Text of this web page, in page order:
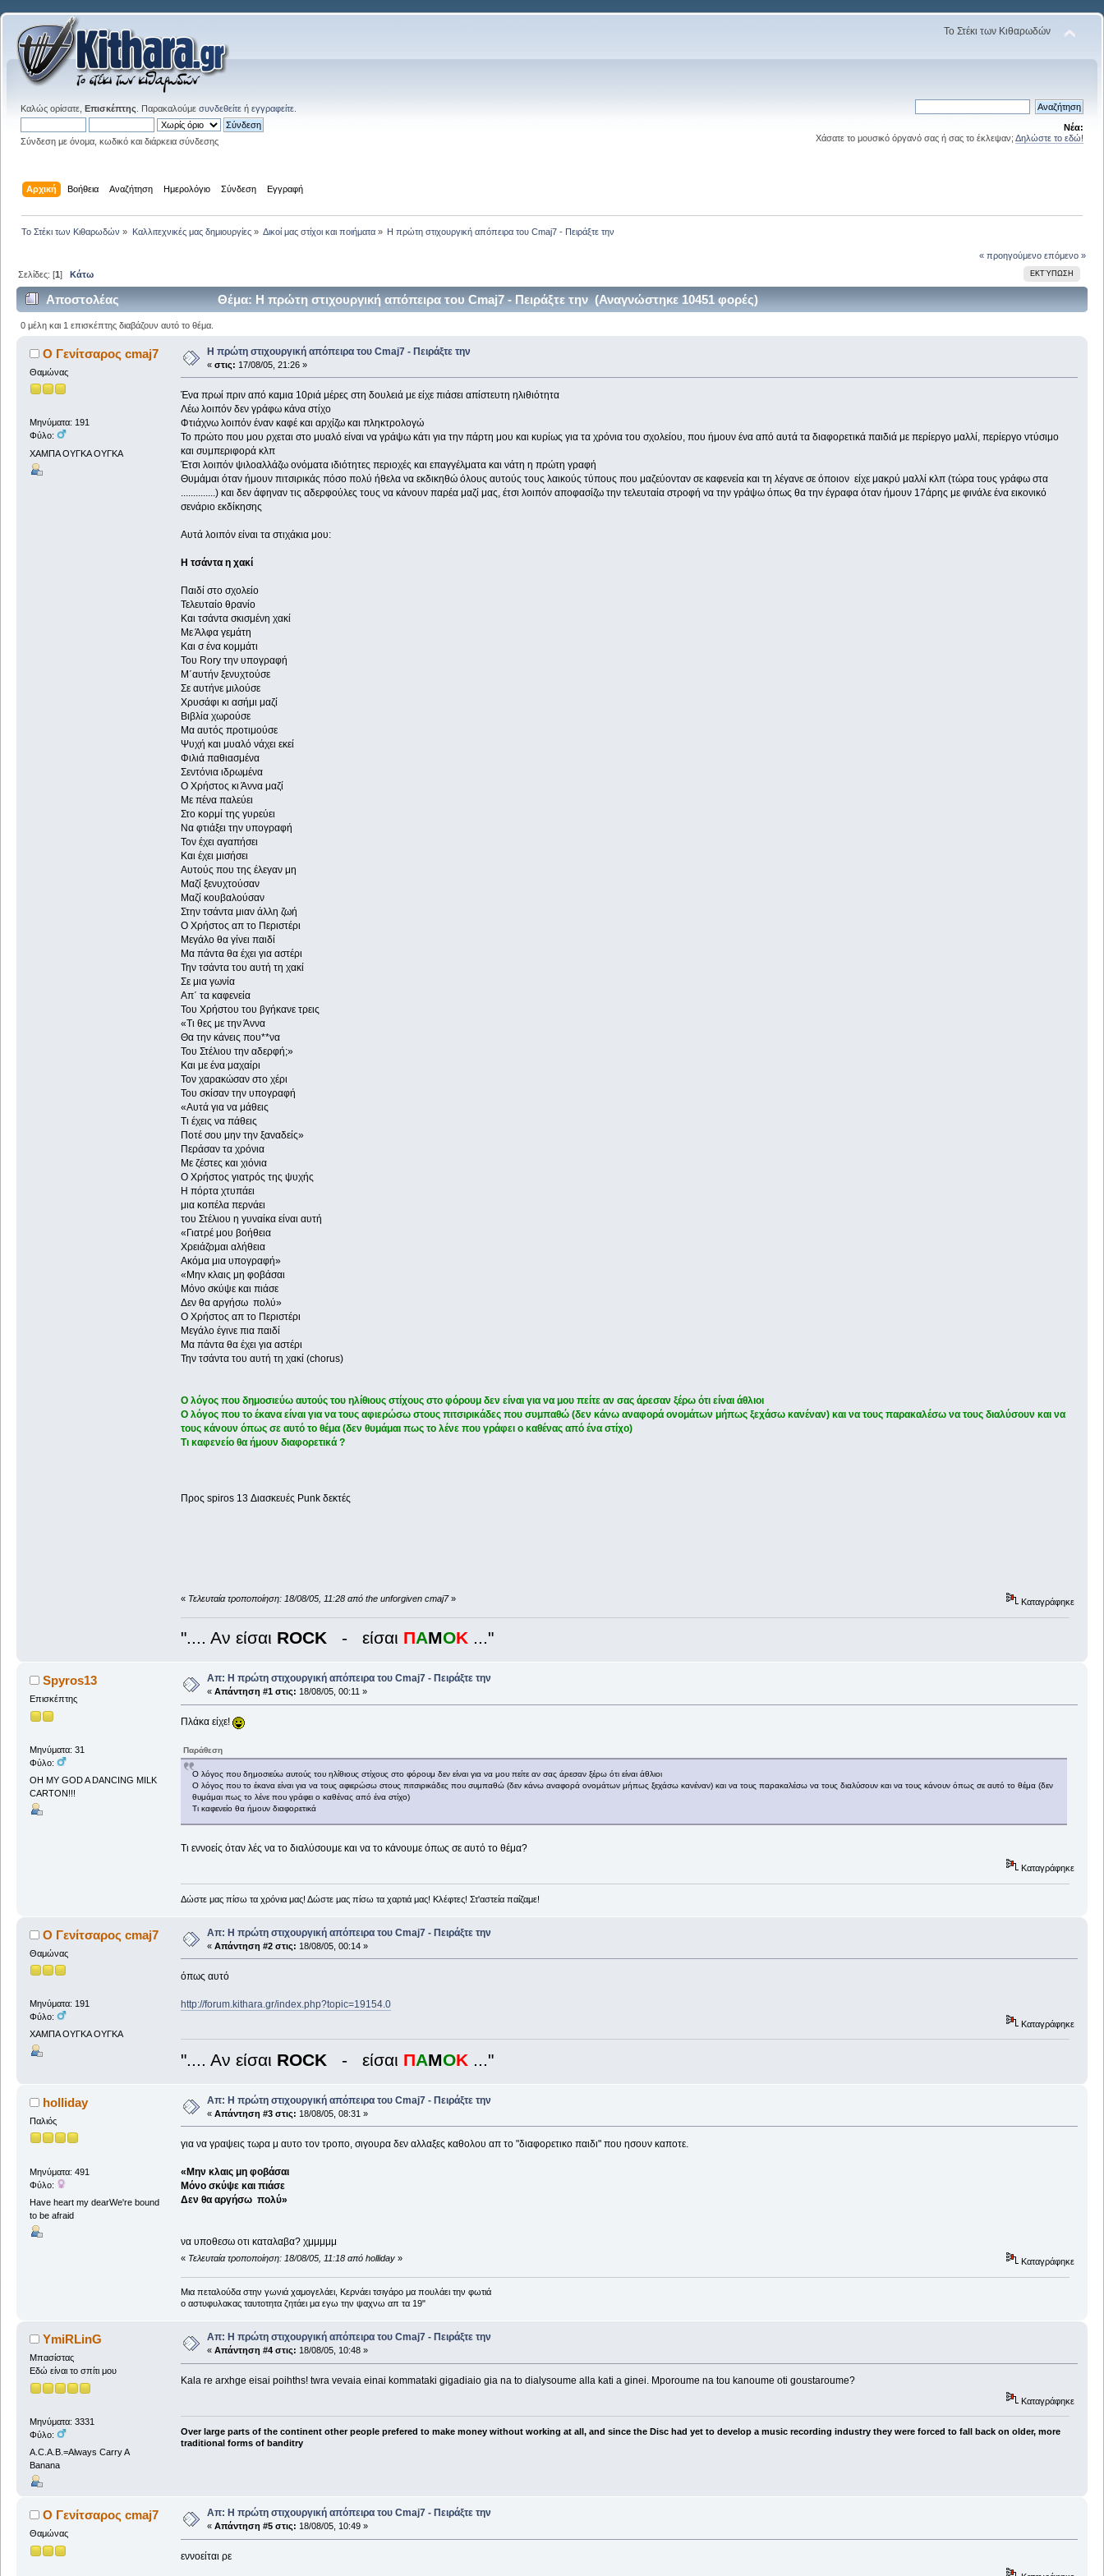
Το Στέκι των Κιθαρωδών
Καλώς ορίσατε, Επισκέπτης . Παρακαλούμε συνδεθείτε ή εγγραφείτε
Σύνδεση με όνομα, κωδικό και διάρκεια σύνδεσης
Νέα:
Χάσατε το μουσικό όργανό σας ή σας το έκλεψαν; Δηλώστε το εδώ!
Αρχική Βοήθεια Αναζήτηση Ημερολόγιο Σύνδεση Εγγραφή
Το Στέκι των Κιθαρωδών » Καλλιτεχνικές μας δημιουργίες» Δικοί μας στίχοι και ποιήματα» Η πρώτη στιχουργική απόπειρα του Cmaj7 - Πειράξτε την
« προηγούμενο επόμενο »
ΕΚΤΎΠΩΣΗ
Σελίδες: [1]Κάτω
Αποστολέας Θέμα: Η πρώτη στιχουργική απόπειρα του Cmaj7 - Πειράξτε την (Αναγνώστηκε 10451 φορές)
0 μέλη και 1 επισκέπτης διαβάζουν αυτό το θέμα.
Ο Γενίτσαρος cmaj7
Θαμώνας
Μηνύματα: 191
Φύλο:
ΧΑΜΠΑ ΟΥΓΚΑ ΟΥΓΚΑ
Η πρώτη στιχουργική απόπειρα του Cmaj7 - Πειράξτε την
« στις: 17/08/05, 21:26 »
Ένα πρωί πριν από καμια 10ριά μέρες στη δουλειά με είχε πιάσει απίστευτη ηλιθιότητα
Λέω λοιπόν δεν γράφω κάνα στίχο
Φτιάχνω λοιπόν έναν καφέ και αρχίζω και πληκτρολογώ
Το πρώτο που μου ρχεται στο μυαλό είναι να γράψω κάτι για την πάρτη μου και κυρίως για τα χρόνια του σχολείου, που ήμουν ένα από αυτά τα διαφορετικά παιδιά με περίεργο μαλλί, περίεργο ντύσιμο
και συμπεριφορά κλπ
Έτσι λοιπόν ψιλοαλλάζω ονόματα ιδιότητες περιοχές και επαγγέλματα και νάτη η πρώτη γραφή
Θυμάμαι όταν ήμουν πιτσιρικάς πόσο πολύ ήθελα να εκδικηθώ όλους αυτούς τους λαικούς τύπους που μαζεύονταν σε καφενεία και τη λέγανε σε όποιον είχε μακρύ μαλλί κλπ (τώρα τους γράφω στα
..............) και δεν άφηναν τις αδερφούλες τους να κάνουν παρέα μαζί μας, έτσι λοιπόν αποφασίζω την τελευταία στροφή να την γράψω όπως θα την έγραφα όταν ήμουν 17άρης με φινάλε ένα εικονικό
σενάριο εκδίκησης
Αυτά λοιπόν είναι τα στιχάκια μου:
Η τσάντα η χακί
Παιδί στο σχολείο
Τελευταίο θρανίο
Και τσάντα σκισμένη χακί
Με Άλφα γεμάτη
Και σ ένα κομμάτι
Του Rory την υπογραφή
Μ΄αυτήν ξενυχτούσε
Σε αυτήνε μιλούσε
Χρυσάφι κι ασήμι μαζί
Βιβλία χωρούσε
Μα αυτός προτιμούσε
Ψυχή και μυαλό νάχει εκεί
Φιλιά παθιασμένα
Σεντόνια ιδρωμένα
Ο Χρήστος κι Άννα μαζί
Με πένα παλεύει
Στο κορμί της γυρεύει
Να φτιάξει την υπογραφή
Τον έχει αγαπήσει
Και έχει μισήσει
Αυτούς που της έλεγαν μη
Μαζί ξενυχτούσαν
Μαζί κουβαλούσαν
Στην τσάντα μιαν άλλη ζωή
Ο Χρήστος απ το Περιστέρι
Μεγάλο θα γίνει παιδί
Μα πάντα θα έχει για αστέρι
Την τσάντα του αυτή τη χακί
Σε μια γωνία
Απ΄ τα καφενεία
Του Χρήστου του βγήκανε τρεις
«Τι θες με την Άννα
Θα την κάνεις που**να
Του Στέλιου την αδερφή;»
Και με ένα μαχαίρι
Τον χαρακώσαν στο χέρι
Του σκίσαν την υπογραφή
«Αυτά για να μάθεις
Τι έχεις να πάθεις
Ποτέ σου μην την ξαναδείς»
Περάσαν τα χρόνια
Με ζέστες και χιόνια
Ο Χρήστος γιατρός της ψυχής
Η πόρτα χτυπάει
μια κοπέλα περνάει
του Στέλιου η γυναίκα είναι αυτή
«Γιατρέ μου βοήθεια
Χρειάζομαι αλήθεια
Ακόμα μια υπογραφή»
«Μην κλαις μη φοβάσαι
Μόνο σκύψε και πιάσε
Δεν θα αργήσω πολύ»
Ο Χρήστος απ το Περιστέρι
Μεγάλο έγινε πια παιδί
Μα πάντα θα έχει για αστέρι
Την τσάντα του αυτή τη χακί (chorus)
Ο λόγος που δημοσιεύω αυτούς του ηλίθιους στίχους στο φόρουμ δεν είναι για να μου πείτε αν σας άρεσαν ξέρω ότι είναι άθλιοι
Ο λόγος που το έκανα είναι για να τους αφιερώσω στους πιτσιρικάδες που συμπαθώ (δεν κάνω αναφορά ονομάτων μήπως ξεχάσω κανέναν) και να τους παρακαλέσω να τους διαλύσουν και να
τους κάνουν όπως σε αυτό το θέμα (δεν θυμάμαι πως το λένε που γράφει ο καθένας από ένα στίχο)
Τι καφενείο θα ήμουν διαφορετικά ?
Προς spiros 13 Διασκευές Punk δεκτές
« Τελευταία τροποποίηση: 18/08/05, 11:28 από the unforgiven cmaj7» Καταγράφηκε
".... Αν είσαι ROCK- είσαι ΠΑΜΟΚ ..."
Spyros13
Επισκέπτης
Μηνύματα: 31
Φύλο:
OH MY GOD A DANCING MILK
CARTON!!!
Απ: Η πρώτη στιχουργική απόπειρα του Cmaj7 - Πειράξτε την
« Απάντηση #1 στις: 18/08/05, 00:11 »
Πλάκα είχε!
Παράθεση
Ο λόγος που δημοσιεύω αυτούς του ηλίθιους στίχους στο φόρουμ δεν είναι για να μου πείτε αν σας άρεσαν ξέρω ότι είναι άθλιοι
Ο λόγος που το έκανα είναι για να τους αφιερώσω στους πιτσιρικάδες που συμπαθώ (δεν κάνω αναφορά ονομάτων μήπως ξεχάσω κανέναν) και να τους παρακαλέσω να τους διαλύσουν και να τους κάνουν όπως σε αυτό το θέμα (δεν
θυμάμαι πως το λένε που γράφει ο καθένας από ένα στίχο)
Τι καφενείο θα ήμουν διαφορετικά
Τι εννοείς όταν λές να το διαλύσουμε και να το κάνουμε όπως σε αυτό το θέμα?
Καταγράφηκε
Δώστε μας πίσω τα χρόνια μας! Δώστε μας πίσω τα χαρτιά μας! Κλέφτες! Στ'αστεία παίζαμε!
Ο Γενίτσαρος cmaj7
Θαμώνας
Μηνύματα: 191
Φύλο:
ΧΑΜΠΑ ΟΥΓΚΑ ΟΥΓΚΑ
Απ: Η πρώτη στιχουργική απόπειρα του Cmaj7 - Πειράξτε την
« Απάντηση #2 στις: 18/08/05, 00:14 »
όπως αυτό
http://forum.kithara.gr/index.php?topic=19154.0
Καταγράφηκε
".... Αν είσαι ROCK- είσαι ΠΑΜΟΚ ..."
holliday
Παλιός
Μηνύματα: 491
Φύλο:
Have heart my dearWe're bound
to be afraid
Απ: Η πρώτη στιχουργική απόπειρα του Cmaj7 - Πειράξτε την
« Απάντηση #3 στις: 18/08/05, 08:31 »
για να γραψεις τωρα μ αυτο τον τροπο, σιγουρα δεν αλλαξες καθολου απ το "διαφορετικο παιδι" που ησουν καποτε.
«Μην κλαις μη φοβάσαι
Μόνο σκύψε και πιάσε
Δεν θα αργήσω πολύ»
να υποθεσω οτι καταλαβα? χμμμμμ
« Τελευταία τροποποίηση: 18/08/05, 11:18 από holliday» Καταγράφηκε
Μια πεταλούδα στην γωνιά χαμογελάει, Κερνάει τσιγάρο μα πουλάει την φωτιά
ο αστυφυλακας ταυτοτητα ζητάει μα εγω την ψαχνω απ τα 19"
YmiRLinG
Μπασίστας
Εδώ είναι το σπίτι μου
Μηνύματα: 3331
Φύλο:
A.C.A.B.=Always Carry A
Banana
Απ: Η πρώτη στιχουργική απόπειρα του Cmaj7 - Πειράξτε την
« Απάντηση #4 στις: 18/08/05, 10:48 »
Kala re arxhge eisai poihths! twra vevaia einai kommataki gigadiaio gia na to dialysoume alla kati a ginei. Mporoume na tou kanoume oti goustaroume?
Καταγράφηκε
Over large parts of the continent other people prefered to make money without working at all, and since the Disc had yet to develop a music recording industry they were forced to fall back on older, more
traditional forms of banditry
Ο Γενίτσαρος cmaj7
Θαμώνας
Απ: Η πρώτη στιχουργική απόπειρα του Cmaj7 - Πειράξτε την
« Απάντηση #5 στις: 18/08/05, 10:49 »
εννοείται ρε